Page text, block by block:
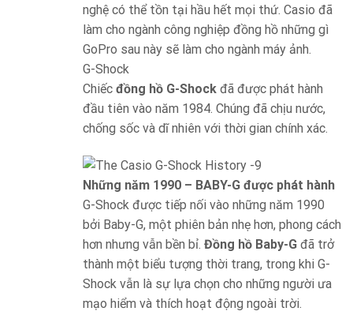
nghệ có thể tồn tại hầu hết mọi thứ. Casio đã
làm cho ngành công nghiệp đồng hồ những gì
GoPro sau này sẽ làm cho ngành máy ảnh.
G-Shock
Chiếc đồng hồ G-Shockđã được phát hành
đầu tiên vào năm 1984. Chúng đã chịu nước,
chống sốc và dĩ nhiên với thời gian chính xác.
Những năm 1990 – BABY-G được phát hành
G-Shock được tiếp nối vào những năm 1990
bởi Baby-G, một phiên bản nhẹ hơn, phong cách
hơn nhưng vẫn bền bỉ. Đồng hồ Baby-Gđã trở
thành một biểu tượng thời trang, trong khi G-
Shock vẫn là sự lựa chọn cho những người ưa
mạo hiểm và thích hoạt động ngoài trời.